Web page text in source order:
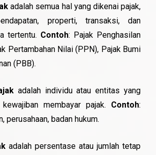
adalah semua hal yang dikenai pajak,
properti, transaksi, dan
tertentu. Contoh: Pajak Penghasilan
Pertambahan Nilai (PPN), Pajak Bumi
(PBB).
adalah individu atau entitas yang
kewajiban membayar pajak. Contoh:
perusahaan, badan hukum.
adalah persentase atau jumlah tetap